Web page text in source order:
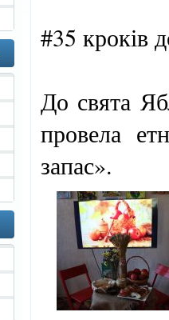
#35 кроків
До свята
провела
запас».